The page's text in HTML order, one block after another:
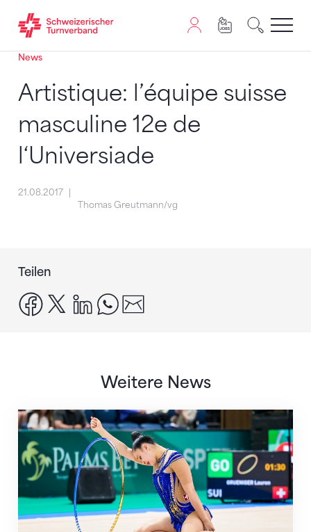
Zum Inhalt springen
Zur Sitemap navigieren
Zum Navigieren dieser Seite wird JavaScript benötigt.
News
Artistique: l’équipe suisse
masculine 12e de
l‘Universiade
21.08.2017
Thomas Greutmann/vg
Teilen
facebook
x linkedinwhatsapp
Weitere News
Nächster Halt: Weltmeisterschaft